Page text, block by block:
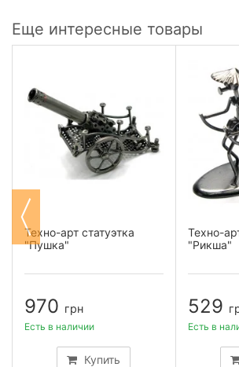
Еще интересные товары
Техно-арт статуэтка
"Пушка"
970 грн
Купить
Есть в наличии
Техно-
"Рикша"
529
Есть в